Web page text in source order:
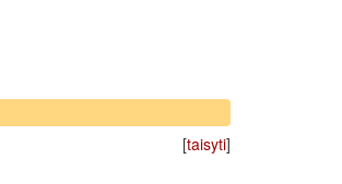
[taisyti]